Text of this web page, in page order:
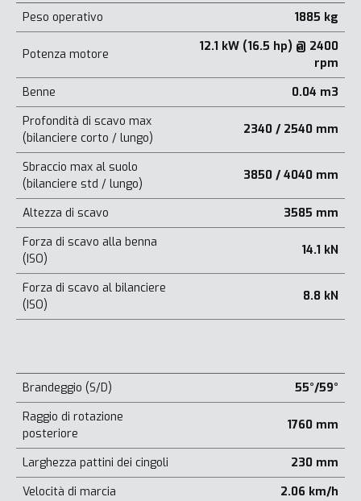
Peso operativo 1885 kg
Potenza motore
12.1 kW (16.5 hp) @ 2400
rpm
Benne
0.04 m3
Profondità di scavo max
(bilanciere corto / lungo)
2340 / 2540 mm
Sbraccio max al suolo
(bilanciere std / lungo)
3850 / 4040 mm
Altezza di scavo
3585 mm
Forza di scavo alla benna
(ISO)
14.1 kN
Forza di scavo al bilanciere
(ISO)
8.8 kN
Brandeggio (S/D)
55°/59°
Raggio di rotazione
posteriore
1760 mm
Larghezza pattini dei cingoli
230 mm
Velocità di marcia
2.06 km/h